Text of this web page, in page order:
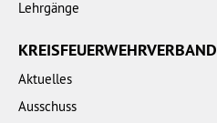
Lehrgänge
KREISFEUERWEHRVERBAND
Aktuelles
Ausschuss